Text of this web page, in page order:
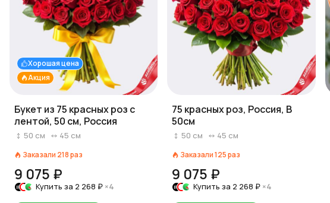
Акция
Хорошая цена
Букет из 75 красных роз с
лентой, 50 см, Россия
50 см 45 см
Заказали 218раз
9 075 ₽
Купить за 2 268 ₽ ×4
75 красных роз, Россия, В
50см
50 см 45 см
Заказали125раз
9 075 ₽
Купить за 2 268 ₽ ×4